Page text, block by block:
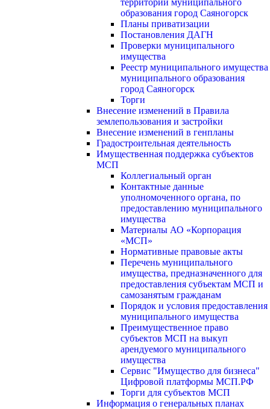
территории муниципального
образования город Саяногорск
Планы приватизации
Постановления ДАГН
Проверки муниципального
имущества
Реестр муниципального имущества
муниципального образования
город Саяногорск
Торги
Внесение изменений в Правила
землепользования и застройки
Внесение изменений в генпланы
Градостроительная деятельность
Имущественная поддержка субъектов
МСП
Коллегиальный орган
Контактные данные
уполномоченного органа, по
предоставлению муниципального
имущества
Материалы АО «Корпорация
«МСП»
Нормативные правовые акты
Перечень муниципального
имущества, предназначенного для
предоставления субъектам МСП и
самозанятым гражданам
Порядок и условия предоставления
муниципального имущества
Преимущественное право
субъектов МСП на выкуп
арендуемого муниципального
имущества
Сервис "Имущество для бизнеса"
Цифровой платформы МСП.РФ
Торги для субъектов МСП
Информация о генеральных планах